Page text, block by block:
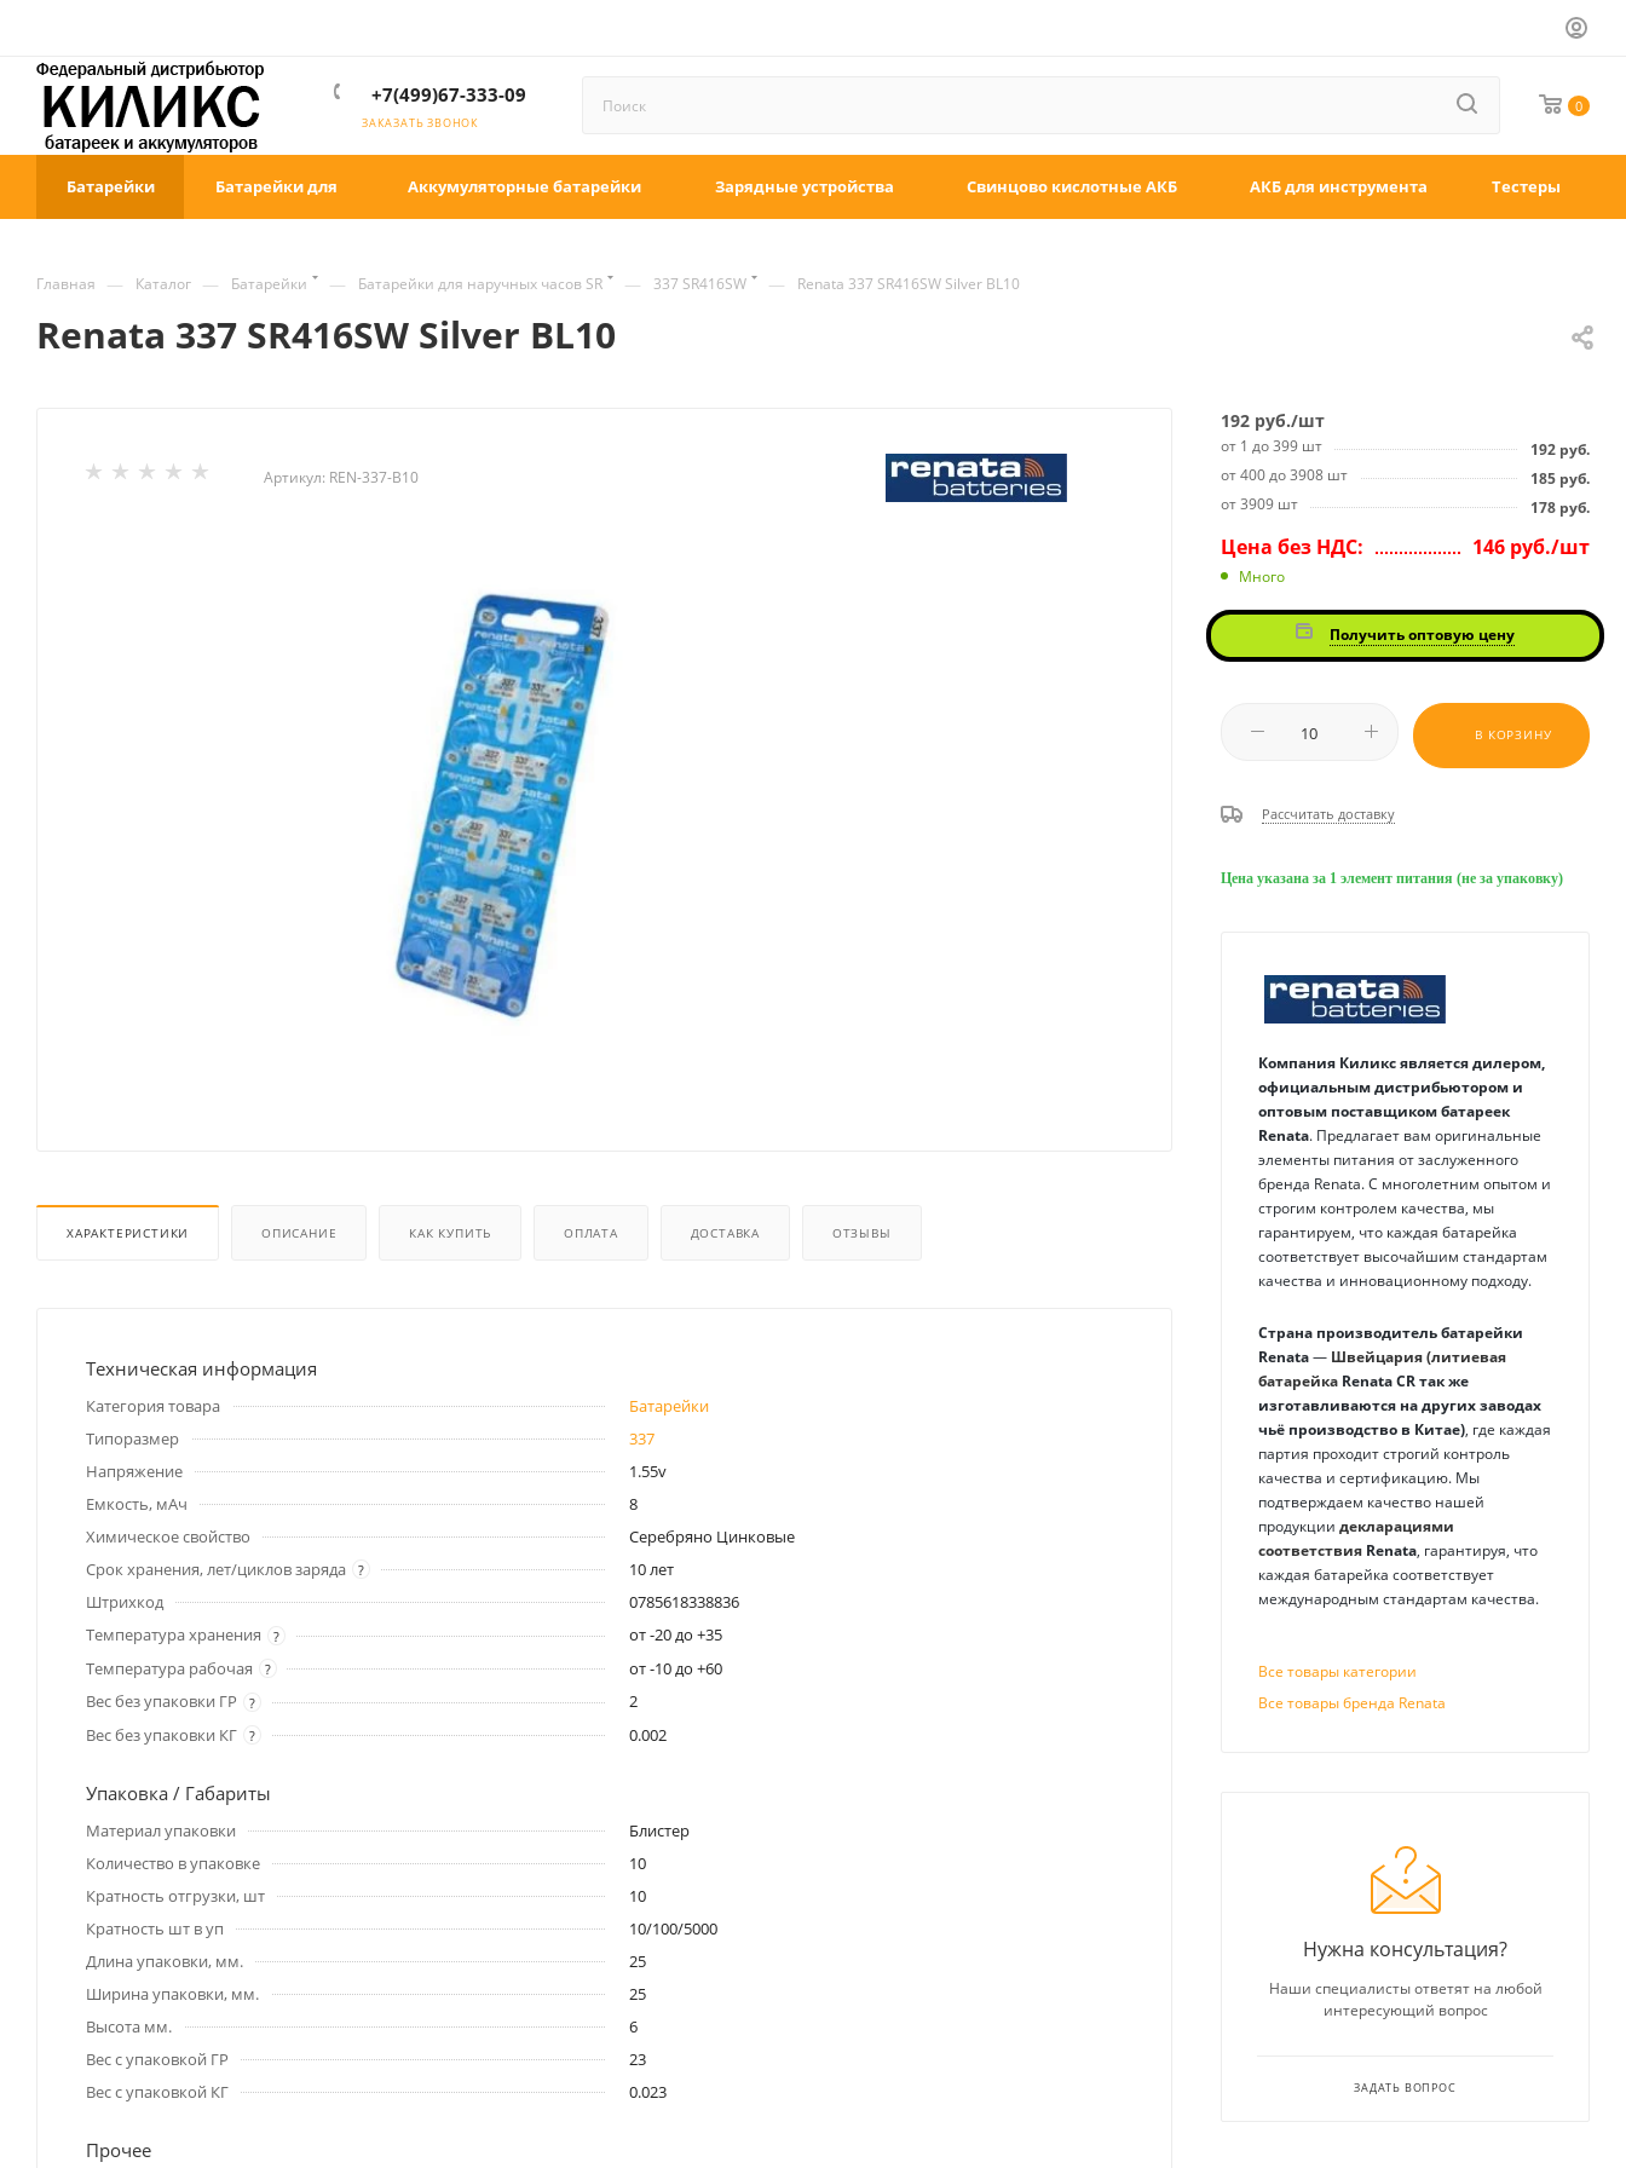
+7(499)67-333-09
ЗАКАЗАТЬ ЗВОНОК
0
Батарейки Батарейки для Аккумуляторные батарейки Зарядные устройства Свинцово кислотные АКБ АКБ для инструмента Тестеры
Главная — Каталог — Батарейки — Батарейки для наручных часов SR — 337 SR416SW — Renata 337 SR416SW Silver BL10
Renata 337 SR416SW Silver BL10
Артикул: REN-337-B10
ХАРАКТЕРИСТИКИ ОПИСАНИЕ КАК КУПИТЬ ОПЛАТА ДОСТАВКА ОТЗЫВЫ
Техническая информация
Категория товара
Батарейки
Типоразмер
337
Напряжение
1.55v
Емкость, мАч
8
Химическое свойство
Серебряно Цинковые
Срок хранения, лет/циклов заряда
?
10 лет
Штрихкод
0785618338836
Температура хранения
?
от -20 до +35
Температура рабочая
?
от -10 до +60
Вес без упаковки ГР
?
2
Вес без упаковки КГ
? 0.002
Упаковка / Габариты
Материал упаковки
Блистер
Количество в упаковке
10
Кратность отгрузки, шт
10
Кратность шт в уп
10/100/5000
Длина упаковки, мм.
25
Ширина упаковки, мм.
25
Высота мм.
6
Вес с упаковкой ГР
23
Вес с упаковкой КГ
0.023
Прочее
192 руб./шт
от 1 до 399 шт 192 руб.
от 400 до 3908 шт
185 руб.
от 3909 шт
178 руб.
Цена без НДС: 146 руб./шт
Много
Получить оптовую цену
В КОРЗИНУ
Рассчитать доставку
Цена указана за 1 элемент питания (не за упаковку)
Компания Киликс является дилером,
официальным дистрибьютором и
оптовым поставщиком батареек
Renata. Предлагает вам оригинальные
элементы питания от заслуженного
бренда Renata. С многолетним опытом и
строгим контролем качества, мы
гарантируем, что каждая батарейка
соответствует высочайшим стандартам
качества и инновационному подходу.
Страна производитель батарейки
Renata— Швейцария (литиевая
батарейка RenataCRтак же
изготавливаются на других заводах
чьё производство в Китае), где каждая
партия проходит строгий контроль
качества и сертификацию. Мы
подтверждаем качество нашей
продукции декларациями
соответствия Renata, гарантируя, что
каждая батарейка соответствует
международным стандартам качества.
Все товары категории
Все товары бренда Renata
Нужна консультация?
Наши специалисты ответят на любой
интересующий вопрос
ЗАДАТЬ ВОПРОС